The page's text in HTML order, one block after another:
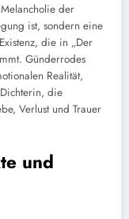
der
ist, sondern eine
die in „Der
Günderrodes
Realität,
die
Verlust und Trauer
und